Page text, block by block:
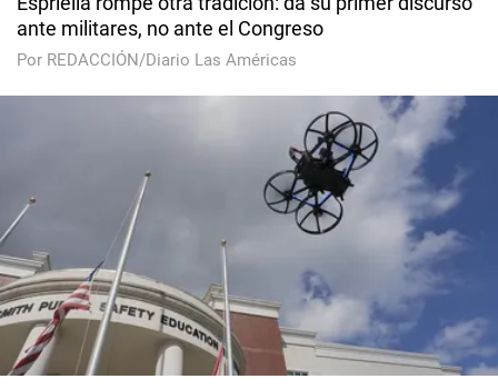
ante militares, no ante el Congreso
Por REDACCIÓN/Diario Las Américas